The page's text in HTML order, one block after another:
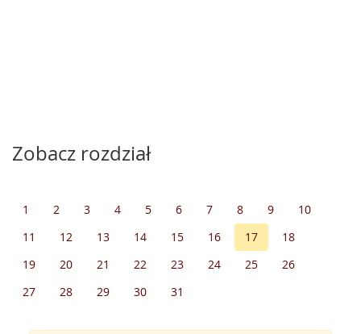
Zobacz rozdział
1 2 3 4 5 6 7 8 9
10
11
12 13 14 15 16 17
18
19
20 21 22 23 24 25
26
27
28 29 30 31